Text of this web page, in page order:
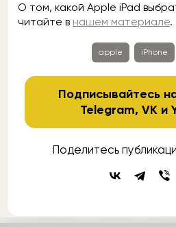
О том, какой Apple iPad
читайте в нашем материале.
apple iPhone
Подписывайтесь
Telegram,VK и
Поделитесь